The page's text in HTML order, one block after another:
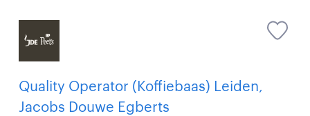
Quality Operator (Koffiebaas) Leiden,
Jacobs Douwe Egberts